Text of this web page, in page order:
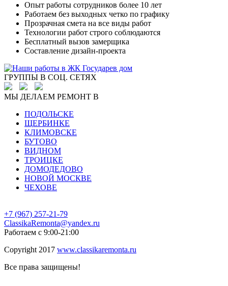
Опыт работы сотрудников более 10 лет
Работаем без выходных четко по графику
Прозрачная смета на все виды работ
Технологии работ строго соблюдаются
Бесплатный вызов замерщика
Составление дизайн-проекта
ГРУППЫ В СОЦ. СЕТЯХ
МЫ ДЕЛАЕМ РЕМОНТ В
ПОДОЛЬСКЕ
ЩЕРБИНКЕ
КЛИМОВСКЕ
БУТОВО
ВИДНОМ
ТРОИЦКЕ
ДОМОДЕДОВО
НОВОЙ МОСКВЕ
ЧЕХОВЕ
+7 (967) 257-21-79
ClassikaRemonta@yandex.ru
Работаем с 9:00-21:00
Copyright 2017 www.classikaremonta.ru
Все права защищены!